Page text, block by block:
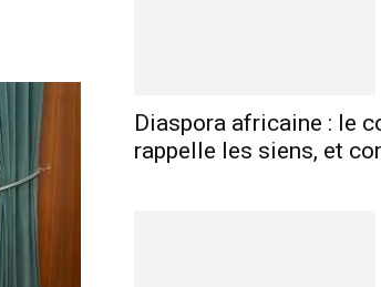
Diaspora africaine : le
rappelle les siens, et